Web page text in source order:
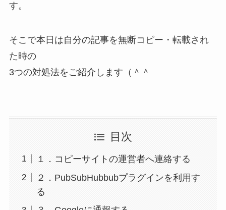
す。
そこで本日は自分の記事を無断コピー・転載され
た時の
3つの対処法をご紹介します（＾＾
目次
１．コピーサイトの運営者へ連絡する
２．PubSubHubbubプラグインを利用す
る